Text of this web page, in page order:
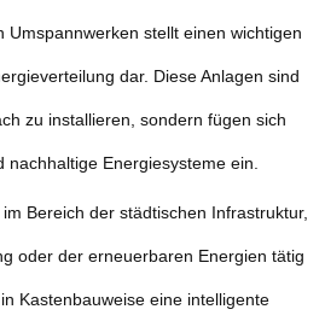
Umspannwerken stellt einen wichtigen
dar. Diese Anlagen sind
zu installieren, sondern fügen sich
Energiesysteme ein.
Bereich der städtischen Infrastruktur,
oder der erneuerbaren Energien tätig
Kastenbauweise eine intelligente